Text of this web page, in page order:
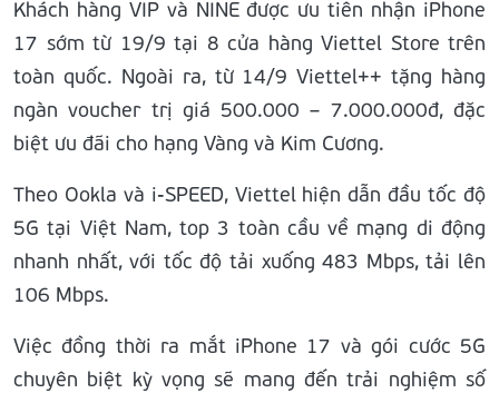
Khách hàng VIP và NINE được ưu tiên nhận iPhone
17 sớm từ 19/9 tại 8 cửa hàng Viettel Store trên
toàn quốc. Ngoài ra, từ 14/9 Viettel++ tặng hàng
ngàn voucher trị giá 500.000 – 7.000.000đ, đặc
biệt ưu đãi cho hạng Vàng và Kim Cương.
Theo Ookla và i-SPEED, Viettel hiện dẫn đầu tốc độ
5G tại Việt Nam, top 3 toàn cầu về mạng di động
nhanh nhất, với tốc độ tải xuống 483 Mbps, tải lên
106 Mbps.
Việc đồng thời ra mắt iPhone 17 và gói cước 5G
chuyên biệt kỳ vọng sẽ mang đến trải nghiệm số